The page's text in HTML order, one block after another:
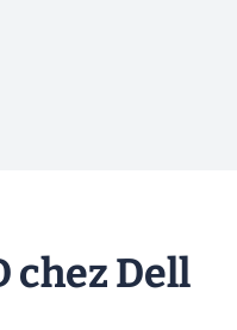
chez Dell